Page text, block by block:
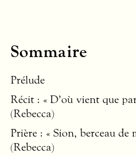
Sommaire
Prélude
Récit : « D’où vient que
(Rebecca)
Prière : « Sion, berceau de
(Rebecca)